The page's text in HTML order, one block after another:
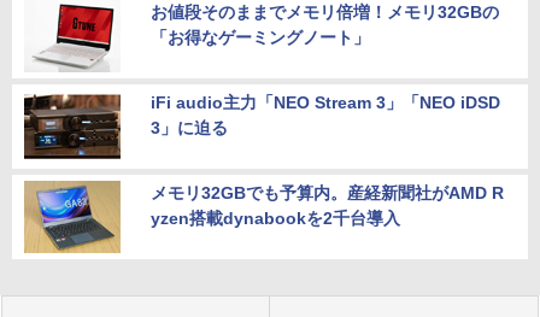
お値段そのままでメモリ倍増！メモリ32GBの
「お得なゲーミングノート」
iFi audio主力「NEO Stream 3」「NEO iDSD
3」に迫る
メモリ32GBでも予算内。産経新聞社がAMD R
yzen搭載dynabookを2千台導入